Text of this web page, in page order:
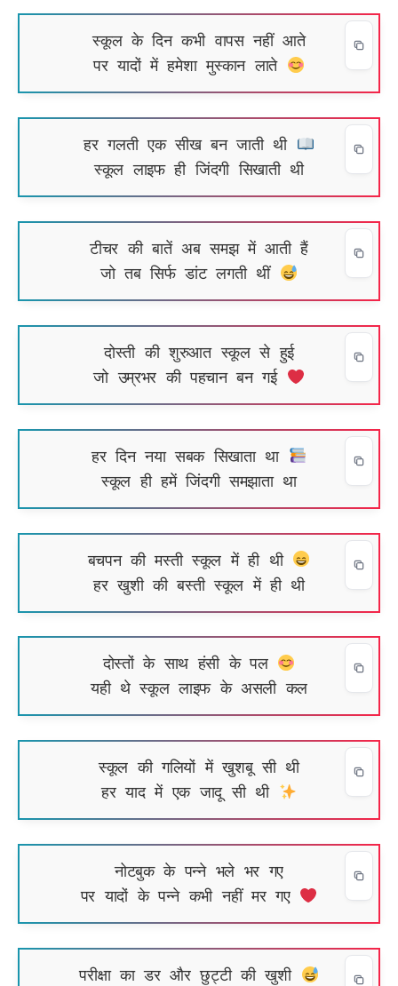
स्कूल के दिन कभी वापस नहीं आते
पर यादों में हमेशा मुस्कान लाते
हर गलती एक सीख बन जाती थी
स्कूल लाइफ ही जिंदगी सिखाती थी
टीचर की बातें अब समझ में आती हैं
जो तब सिर्फ डांट लगती थीं
दोस्ती की शुरुआत स्कूल से हुई
जो उम्रभर की पहचान बन गई
हर दिन नया सबक सिखाता था
स्कूल ही हमें जिंदगी समझाता था
बचपन की मस्ती स्कूल में ही थी
हर खुशी की बस्ती स्कूल में ही थी
दोस्तों के साथ हंसी के पल
यही थे स्कूल लाइफ के असली कल
स्कूल की गलियों में खुशबू सी थी
हर याद में एक जादू सी थी
नोटबुक के पन्ने भले भर गए
पर यादों के पन्ने कभी नहीं मर गए
परीक्षा का डर और छुट्टी की खुशी